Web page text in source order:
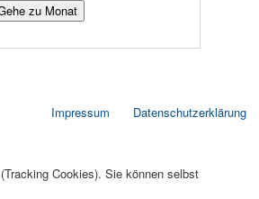
zu Monat
Impressum
Datenschutzerklärung
Cookies). Sie können selbst